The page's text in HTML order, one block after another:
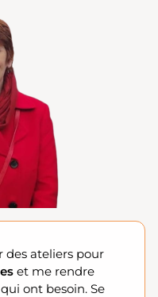
ateliers pour
et me rendre
ont besoin. Se